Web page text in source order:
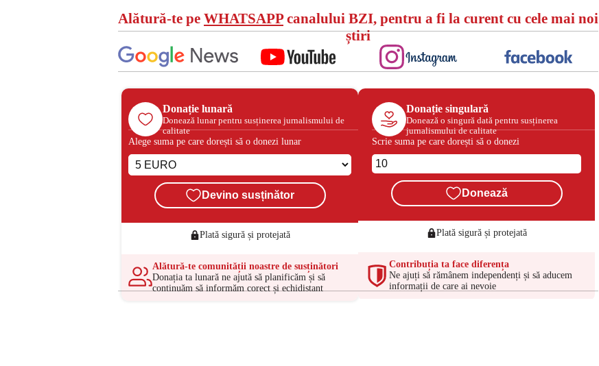
Alătură-te pe WHATSAPPcanalului BZI, pentru a fi la curent cu cele mai noi
știri
Donație lunară
Donează lunar pentru susținerea jurnalismului de
calitate
Alege suma pe care dorești să o donezi lunar
Devino susținător
Plată sigură și protejată
Alătură-te comunității noastre de susținători
Donația ta lunară ne ajută să planificăm și să
continuăm să informăm corect și echidistant
Donație singulară
Donează o singură dată pentru susținerea
jurnalismului de calitate
Scrie suma pe care dorești să o donezi
Donează
Plată sigură și protejată
Contribuția ta face diferența
Ne ajuți să rămânem independenți și să aducem
informații de care ai nevoie